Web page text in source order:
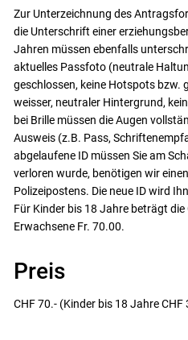
Zur Unterzeichnung des
die Unterschrift einer
Jahren müssen ebenfalls
aktuelles Passfoto (neutrale
geschlossen, keine Hotspots bzw.
weisser, neutraler Hintergrund,
bei Brille müssen die Augen
Ausweis (z.B. Pass,
abgelaufene ID müssen Sie am
verloren wurde, benötigen wir
Polizeipostens. Die neue ID wird
Für Kinder bis 18 Jahre beträgt
Erwachsene Fr. 70.00.
Preis
CHF 70.- (Kinder bis 18 Jahre CHF